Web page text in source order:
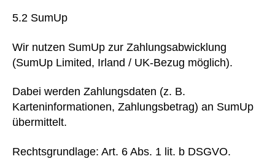
5.2 SumUp
Wir nutzen SumUp zur Zahlungsabwicklung
(SumUp Limited, Irland / UK-Bezug möglich).
Dabei werden Zahlungsdaten (z. B.
Karteninformationen, Zahlungsbetrag) an SumUp
übermittelt.
Rechtsgrundlage: Art. 6 Abs. 1 lit. b DSGVO.